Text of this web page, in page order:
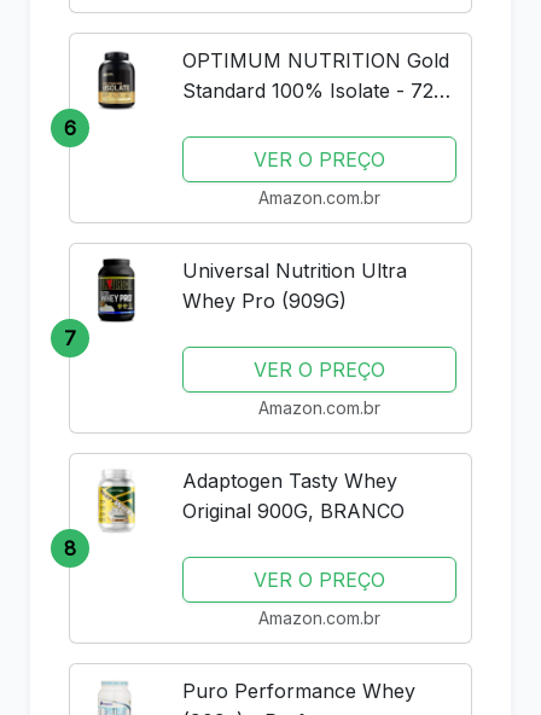
6
OPTIMUM NUTRITION Gold
Standard 100% Isolate - 720g
VER O PREÇO
Amazon.com.br
7
Universal Nutrition Ultra
Whey Pro (909G)
VER O PREÇO
Amazon.com.br
8
Adaptogen Tasty Whey
Original 900G, BRANCO
VER O PREÇO
Amazon.com.br
Puro Performance Whey